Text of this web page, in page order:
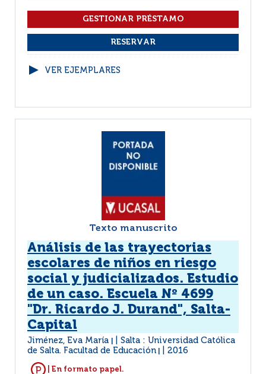
VER EJEMPLARES
Texto manuscrito
Análisis de las trayectorias
escolares de niños en riesgo
social y judicializados. Estudio
de un caso. Escuela Nº 4699
"Dr. Ricardo J. Durand", Salta-
Capital
Jiménez, Eva María
Salta : Universidad Católica
de Salta. Facultad de Educación
2016
| En formato papel.